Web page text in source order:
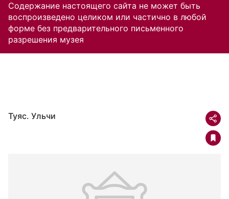
Содержание настоящего сайта не может быть
воспроизведено целиком или частично в любой
форме без предварительного письменного
разрешения музея
Туяс. Ульчи